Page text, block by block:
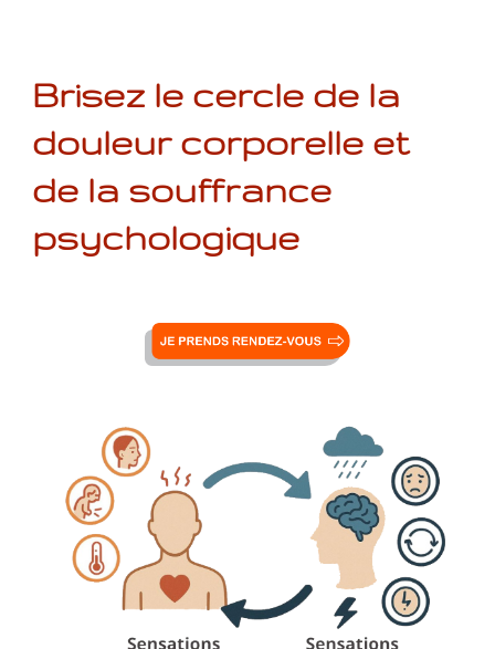
Brisez le cercle de la
douleur corporelle et
de la souffrance
psychologique